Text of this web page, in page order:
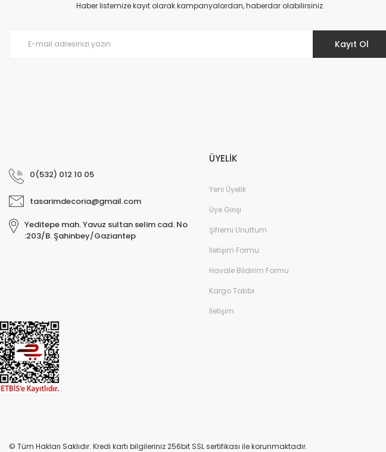
Haber listemize kayıt olarak kampanyalardan, haberdar olabilirsiniz.
Kayıt Ol
0(532) 012 10 05
tasarimdecoria@gmail.com
Yeditepe mah. Yavuz sultan selim cad. No
:203/B. Şahinbey/Gaziantep
ÜYELİK
Yeni Üyelik
Üye Girişi
Şifremi Unuttum
İletişim Formu
Havale Bildirim Formu
Kargo Takibi
İletişim
© Tüm Hakları Saklıdır. Kredi kartı bilgileriniz 256bit SSL sertifikası ile korunmaktadır.